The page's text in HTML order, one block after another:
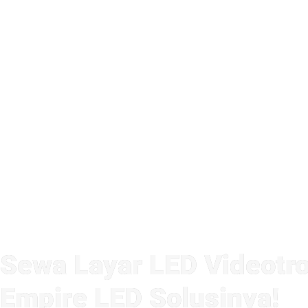
Sewa Layar LED
Empire LED Solusinya!